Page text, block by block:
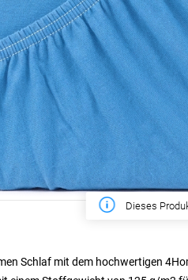
Diese
Schlaf mit dem hochwertigen